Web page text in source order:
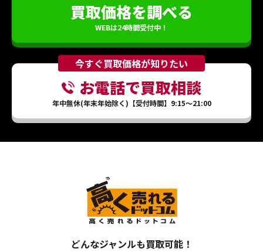
買取価格を調べる
WEBは24時間受付中！
今すぐ買取価格が知りたい
お電話で買取相談
年中無休(年末年始除く)【受付時間】9:15～21:00
どんなジャンルも買取可能！